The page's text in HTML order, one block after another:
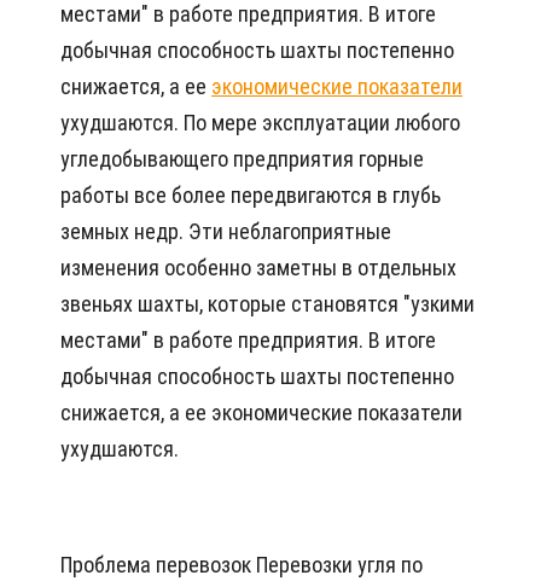
местами" в работе предприятия. В итоге
добычная способность шахты постепенно
снижается, а ее экономические показатели
ухудшаются. По мере эксплуатации любого
угледобывающего предприятия горные
работы все более передвигаются в глубь
земных недр. Эти неблагоприятные
изменения особенно заметны в отдельных
звеньях шахты, которые становятся "узкими
местами" в работе предприятия. В итоге
добычная способность шахты постепенно
снижается, а ее экономические показатели
ухудшаются.
Проблема перевозок Перевозки угля по